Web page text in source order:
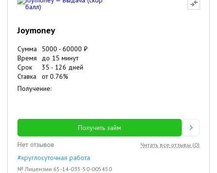
Joymoney
Сумма 5000 - 60000 ₽
Время
до 15 минут
Срок
35 - 126 дней
Ставка
от0.76%
Получение:
Получить займ
Нет отзывов
Читать все отзывы (0)
#круглосуточная работа
№ Лицензии 65-14-035-50-005450